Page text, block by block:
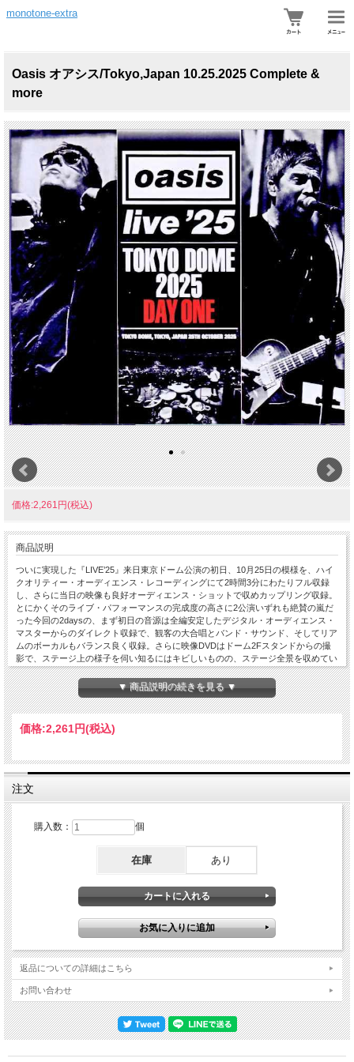
monotone-extra
Oasis オアシス/Tokyo,Japan 10.25.2025 Complete &
more
価格:2,261円(税込)
商品説明
ついに実現した『LIVE’25』来日東京ドーム公演の初日、10月25日の模様を、ハイ
クオリティー・オーディエンス・レコーディングにて2時間3分にわたりフル収録
し、さらに当日の映像も良好オーディエンス・ショットで収めカップリング収録。
とにかくそのライブ・パフォーマンスの完成度の高さに2公演いずれも絶賛の嵐だ
った今回の2daysの、まず初日の音源は全編安定したデジタル・オーディエンス・
マスターからのダイレクト収録で、観客の大合唱とバンド・サウンド、そしてリア
ムのボーカルもバランス良く収録。さらに映像DVDはドーム2Fスタンドからの撮
影で、ステージ上の様子を伺い知るにはキビしいものの、ステージ全景を収めてい
るのでスクリーンの演出などはしっかり捉えており、よってフィナーレ
「Champagne Supernova」で2人が笑いながらじゃれ合うシーンなどもばっちり
と。そして今回の「live’25」定番のセット構成でライブは進む中、至福のセットリ
ストに完成型といえるバンド・アンサンブル、そして何より楽し気にプレイするリ
アム&ノエルの姿と、これまでの来日歴でもベストと断言できる今回の2公演は、
ファンにとっては全て永久保存しておきたい来日限定メモリアル・アイテム。Live
COLOUR NTSC Approx.123min Disc 1 : 1. Intro 2. This Is Not A Drill 3. Fuckin' In
The Bushes 4. Hello 5. Acquiesce 6. Morning Glory 7. Some Might Say 8. Bring It On
Down 9. Cigarettes & Alcohol 10. Fade Away 11. Supersonic 12. Roll With It 13. Talk
Tonight 14. Half The World Away 15. Little By Little Disc 2 : 1. D'You Know What I
Forever 7. Rock 'n' Roll Star 8. Band Introductions 9. The Masterplan 10. Don't Look
Back In Anger 11. Wonderwall 12. Champagne Supernova DVD : 1. This Is Not A
Drill 2. Fuckin' In The Bushes 3. Hello 4. Acquiesce 5. Morning Glory 6. Some Might
Say 7. Bring It On Down 8. Cigarettes & Alcohol 9. Fade Away 10. Supersonic 11.
Roll With It 12. Talk Tonight 13. Half The World Away 14. Little By Little 15. D'You
Know What I Mean? 16. Stand By Me 17. Cast No Shadow 18. Slide Away 19.
Whatever 20. Live Forever 21. Rock 'n' Roll Star 22. Band Introductions 23. The
Supernova Liam Gallagher - lead vocals, tambourine / Noel Gallagher - lead guitar,
vocals / Paul Arthurs – guitar / Gem Archer – guitar / Andy Bell – bass / Joey
Waronker - drums
▼ 商品説明の続きを見る ▼
価格:2,261円(税込)
注文
購入数： 個
在庫 あり
返品についての詳細はこちら
お問い合わせ